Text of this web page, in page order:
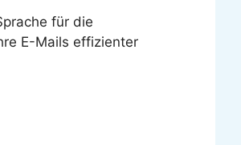
für die
E-Mails effizienter